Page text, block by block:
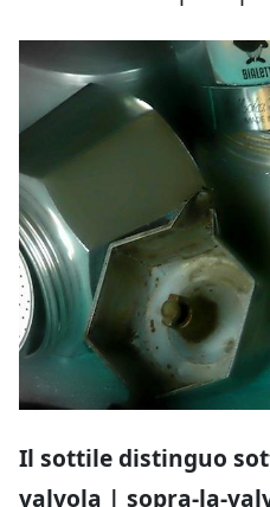
Il sottile distinguo
valvola | sopra-la-